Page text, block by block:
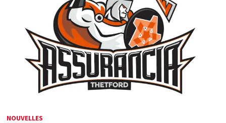
NOUVELLES